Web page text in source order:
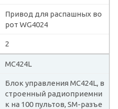
Привод для распашных во
рот WG4024
2
MC424L
Блок управления MC424L, в
строенный радиоприемни
к на 100 пультов, SM-разъе